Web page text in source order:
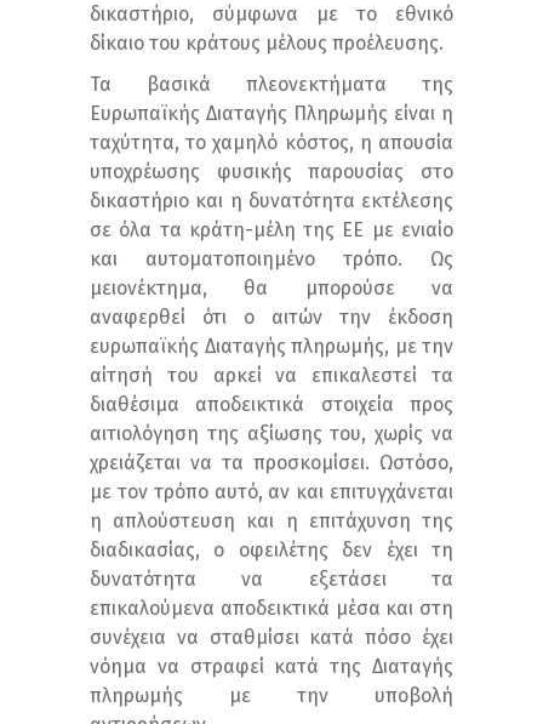
δικαστήριο, σύμφωνα με το εθνικό
δίκαιο του κράτους μέλους προέλευσης.
Τα βασικά πλεονεκτήματα της
Ευρωπαϊκής Διαταγής Πληρωμής είναι η
ταχύτητα, το χαμηλό κόστος, η απουσία
υποχρέωσης φυσικής παρουσίας στο
δικαστήριο και η δυνατότητα εκτέλεσης
σε όλα τα κράτη-μέλη της ΕΕ με ενιαίο
και αυτοματοποιημένο τρόπο. Ως
μειονέκτημα, θα μπορούσε να
αναφερθεί ότι ο αιτών την έκδοση
ευρωπαϊκής Διαταγής πληρωμής, με την
αίτησή του αρκεί να επικαλεστεί τα
διαθέσιμα αποδεικτικά στοιχεία προς
αιτιολόγηση της αξίωσης του, χωρίς να
χρειάζεται να τα προσκομίσει. Ωστόσο,
με τον τρόπο αυτό, αν και επιτυγχάνεται
η απλούστευση και η επιτάχυνση της
διαδικασίας, ο οφειλέτης δεν έχει τη
δυνατότητα να εξετάσει τα
επικαλούμενα αποδεικτικά μέσα και στη
συνέχεια να σταθμίσει κατά πόσο έχει
νόημα να στραφεί κατά της Διαταγής
πληρωμής με την υποβολή